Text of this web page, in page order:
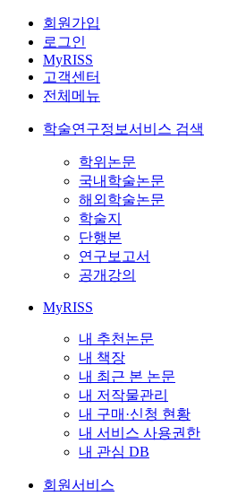
회원가입
로그인
MyRISS
고객센터
전체메뉴
학술연구정보서비스 검색
학위논문
국내학술논문
해외학술논문
학술지
단행본
연구보고서
공개강의
MyRISS
내 추천논문
내 책장
내 최근 본 논문
내 저작물관리
내 구매·신청 현황
내 서비스 사용권한
내 관심 DB
회원서비스